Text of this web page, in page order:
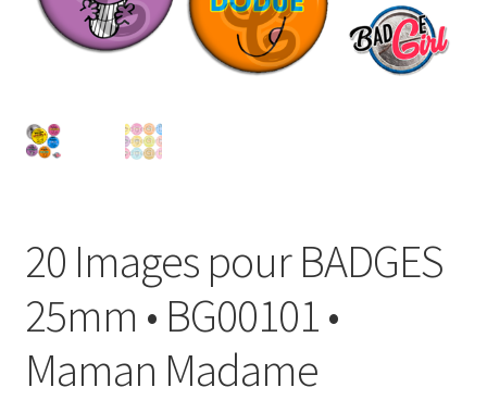
Wishlist
Politique de Confidentialité
Validation de la commande
20 Images pour BADGES
25mm • BG00101 •
Maman Madame